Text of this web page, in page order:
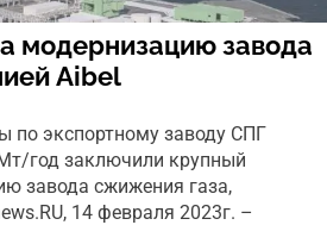
модернизацию завода
Aibel
по экспортному заводу СПГ
год заключили крупный
завода сжижения газа,
14 февраля 2023г. –